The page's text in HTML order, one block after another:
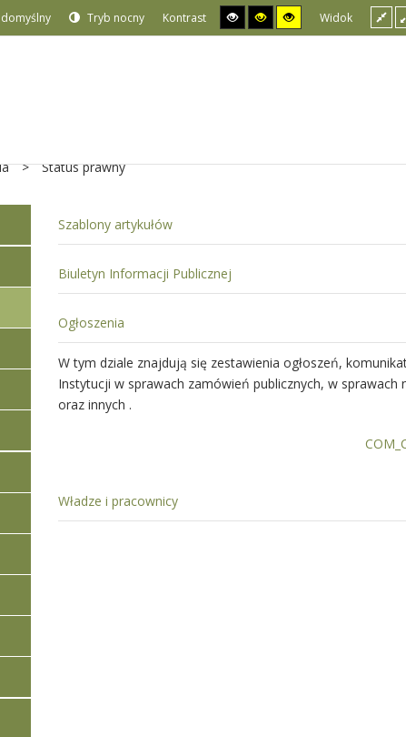
Tryb nocny Kontrast Widok
> Status prawny
Szablony artykułów
Biuletyn Informacji Publicznej
Ogłoszenia
W tym dziale znajdują się zestawienia ogłoszeń,
Instytucji w sprawach zamówień publicznych, w
oraz innych .
Władze i pracownicy